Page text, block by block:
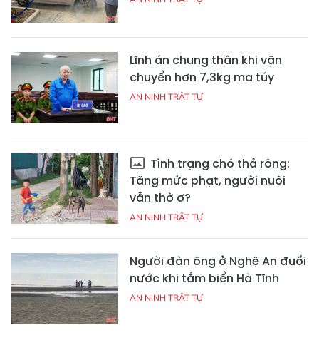
Lĩnh án chung thân khi vận
chuyển hơn 7,3kg ma túy
AN NINH TRẬT TỰ
Tình trạng chó thả rông:
Tăng mức phạt, người nuôi
vẫn thờ ơ?
AN NINH TRẬT TỰ
Người đàn ông ở Nghệ An đuối
nước khi tắm biển Hà Tĩnh
AN NINH TRẬT TỰ